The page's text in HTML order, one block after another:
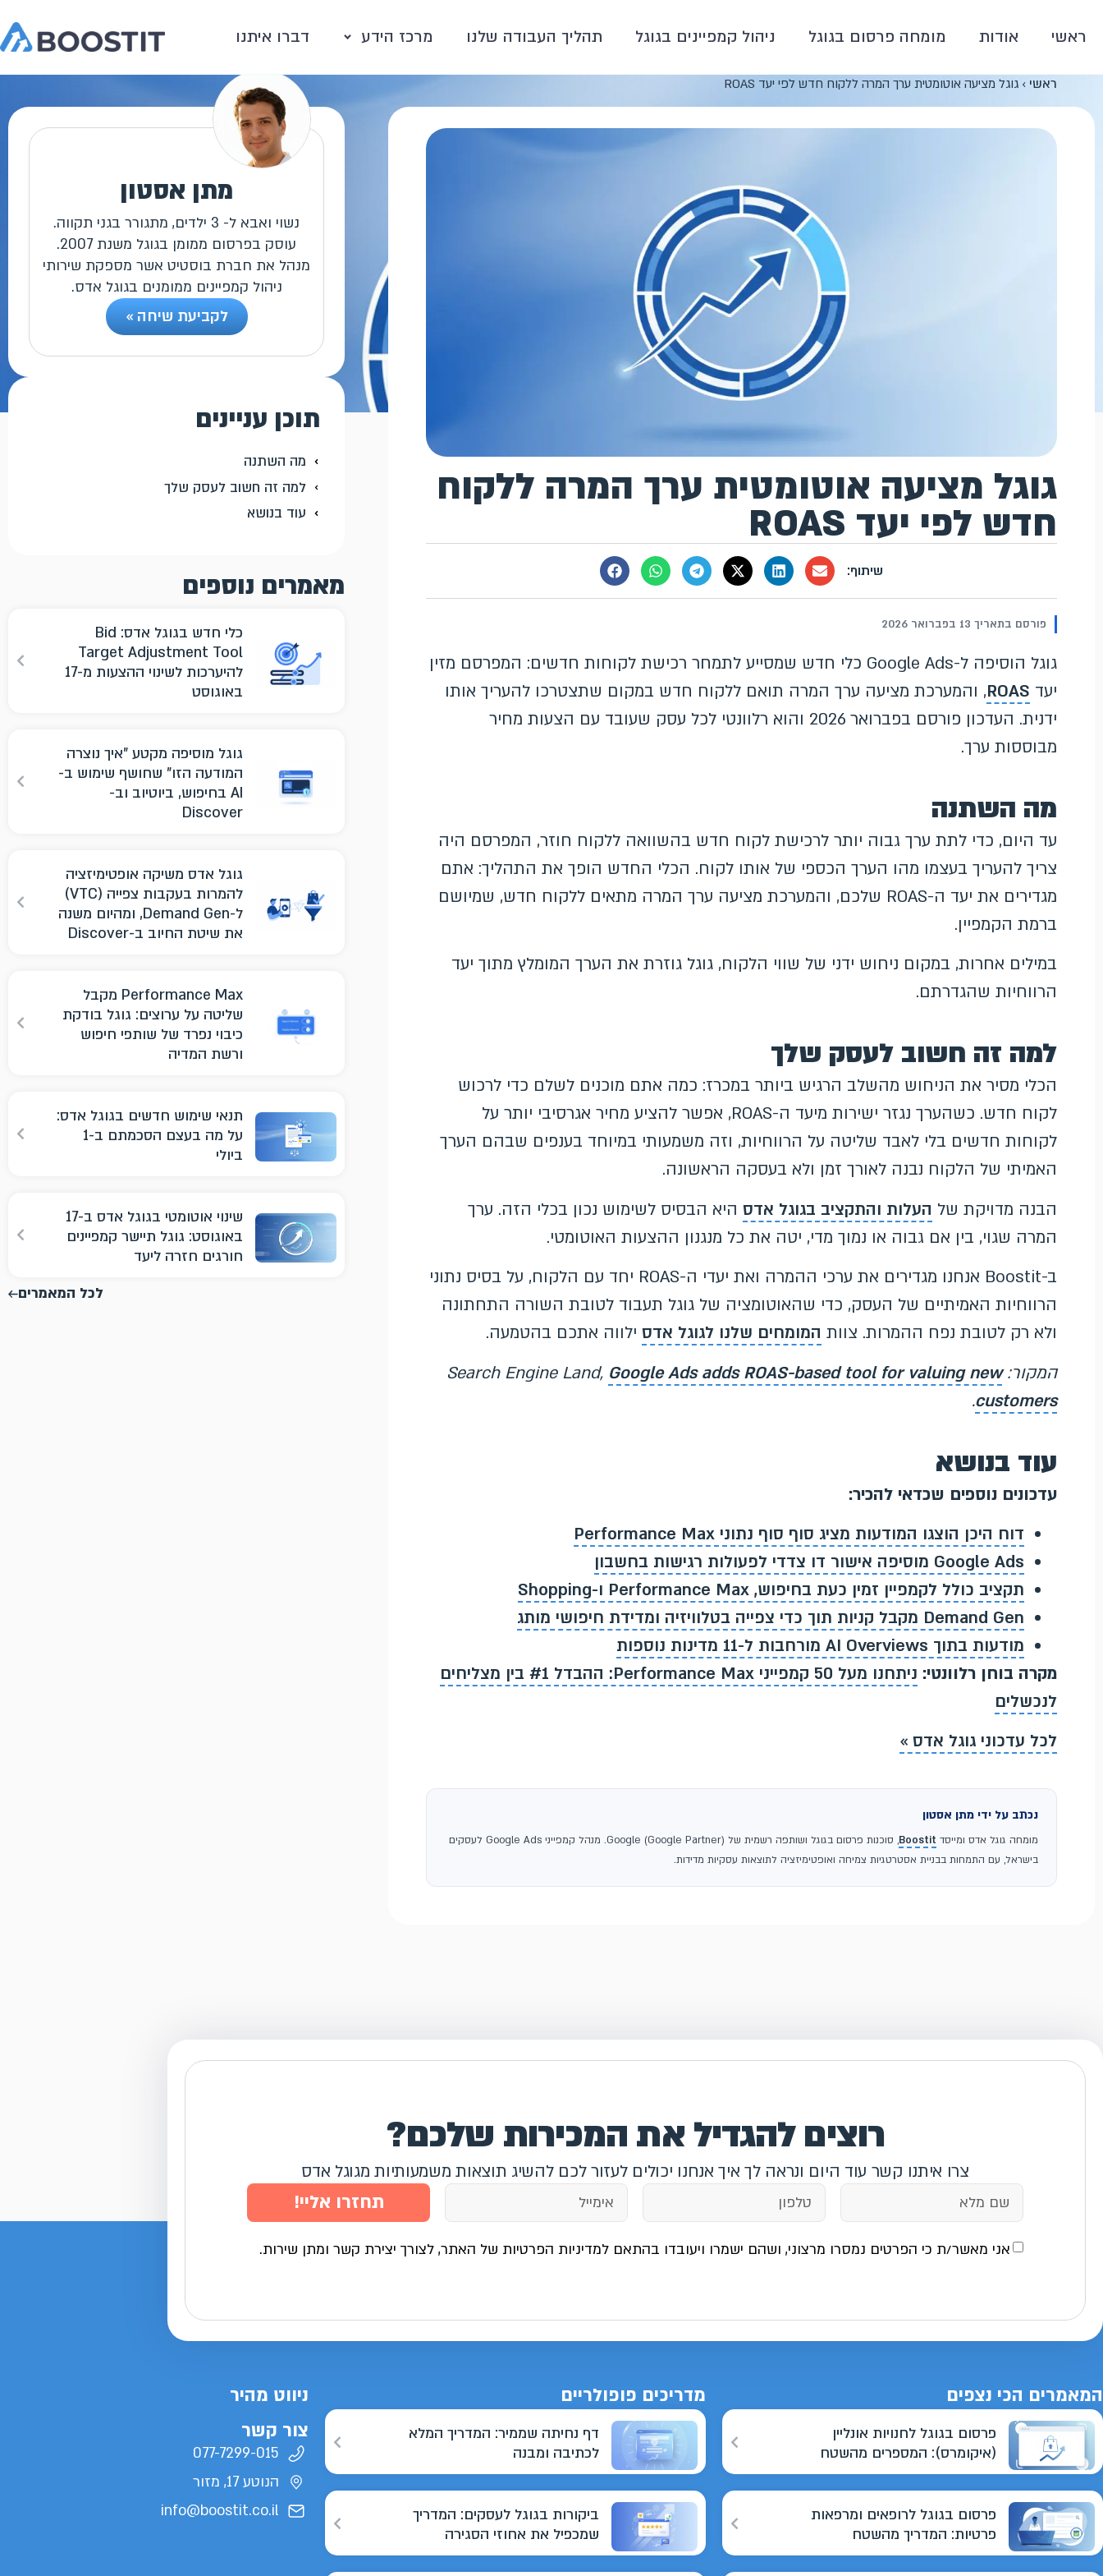
ראשי אודות מומחה פרסום בגוגל ניהול קמפיינים בגוגל תהליך העבודה שלנו מרכז הידע דברו איתנו
ראשי › גוגל מציעה אוטומטית ערך המרה ללקוח חדש לפי יעד ROAS
גוגל מציעה אוטומטית ערך המרה ללקוח
חדש לפי יעד ROAS
פורסם בתאריך 13 בפברואר 2026
גוגל הוסיפה ל-Google Ads כלי חדש שמסייע לתמחר רכישת לקוחות חדשים: המפרסם מזין
יעד ROAS, והמערכת מציעה ערך המרה תואם ללקוח חדש במקום שתצטרכו להעריך אותו
ידנית. העדכון פורסם בפברואר 2026 והוא רלוונטי לכל עסק שעובד עם הצעות מחיר
מבוססות ערך.
מה השתנה
עד היום, כדי לתת ערך גבוה יותר לרכישת לקוח חדש בהשוואה ללקוח חוזר, המפרסם היה
צריך להעריך בעצמו מהו הערך הכספי של אותו לקוח. הכלי החדש הופך את התהליך: אתם
מגדירים את יעד ה-ROAS שלכם, והמערכת מציעה ערך המרה מתאים ללקוח חדש, שמיושם
ברמת הקמפיין.
במילים אחרות, במקום ניחוש ידני של שווי הלקוח, גוגל גוזרת את הערך המומלץ מתוך יעד
הרווחיות שהגדרתם.
למה זה חשוב לעסק שלך
הכלי מסיר את הניחוש מהשלב הרגיש ביותר במכרז: כמה אתם מוכנים לשלם כדי לרכוש
לקוח חדש. כשהערך נגזר ישירות מיעד ה-ROAS, אפשר להציע מחיר אגרסיבי יותר על
לקוחות חדשים בלי לאבד שליטה על הרווחיות, וזה משמעותי במיוחד בענפים שבהם הערך
האמיתי של הלקוח נבנה לאורך זמן ולא בעסקה הראשונה.
הבנה מדויקת של העלות והתקציב בגוגל אדס היא הבסיס לשימוש נכון בכלי הזה. ערך
המרה שגוי, בין אם גבוה או נמוך מדי, יטה את כל מנגנון ההצעות האוטומטי.
ב-Boostit אנחנו מגדירים את ערכי ההמרה ואת יעדי ה-ROAS יחד עם הלקוח, על בסיס נתוני
הרווחיות האמיתיים של העסק, כדי שהאוטומציה של גוגל תעבוד לטובת השורה התחתונה
ולא רק לטובת נפח ההמרות. צוות המומחים שלנו לגוגל אדס ילווה אתכם בהטמעה.
המקור: Search Engine Land,Google Ads adds ROAS-based tool for valuing new
customers
.
עוד בנושא
עדכונים נוספים שכדאי להכיר:
דוח היכן הוצגו המודעות מציג סוף סוף נתוני Performance Max
Google Ads מוסיפה אישור דו צדדי לפעולות רגישות בחשבון
תקציב כולל לקמפיין זמין כעת בחיפוש, Performance Max ו-Shopping
Demand Gen מקבל קניות תוך כדי צפייה בטלוויזיה ומדידת חיפושי מותג
מודעות בתוך AI Overviews מורחבות ל-11 מדינות נוספות
מקרה בוחן רלוונטי:
ניתחנו מעל 50 קמפייני Performance Max: ההבדל #1 בין מצליחים
לנכשלים
לכל עדכוני גוגל אדס »
נכתב על ידי מתן אסטון
מומחה גוגל אדס ומייסד Boostit
, סוכנות פרסום בגוגל ושותפה רשמית של Google (Google Partner). מנהל קמפייני Google Ads לעסקים
בישראל, עם התמחות בבניית אסטרטגיות צמיחה ואופטימיזציה לתוצאות עסקיות מדידות.
מתן אסטון
נשוי ואבא ל- 3 ילדים, מתגורר בגני תקווה.
עוסק בפרסום ממומן בגוגל משנת 2007.
מנהל את חברת בוסטיט אשר מספקת שירותי
ניהול קמפיינים ממומנים בגוגל אדס.
לקביעת שיחה »
תוכן עניינים
מה השתנה
למה זה חשוב לעסק שלך
עוד בנושא
מאמרים נוספים
כלי חדש בגוגל אדס: Bid
Target Adjustment Tool
להיערכות לשינוי ההצעות מ-17
באוגוסט
גוגל מוסיפה מקטע "איך נוצרה
המודעה הזו" שחושף שימוש ב-
AI בחיפוש, ביוטיוב וב-
Discover
גוגל אדס משיקה אופטימיזציה
להמרות בעקבות צפייה (VTC)
ל-Demand Gen, ומהיום משנה
את שיטת החיוב ב-Discover
Performance Max מקבל
שליטה על ערוצים: גוגל בודקת
כיבוי נפרד של שותפי חיפוש
ורשת המדיה
תנאי שימוש חדשים בגוגל אדס:
על מה בעצם הסכמתם ב-1
ביולי
שינוי אוטומטי בגוגל אדס ב-17
באוגוסט: גוגל תיישר קמפיינים
חורגים חזרה ליעד
לכל המאמרים
רוצים להגדיל את המכירות שלכם?
צרו איתנו קשר עוד היום ונראה לך איך אנחנו יכולים לעזור לכם להשיג תוצאות משמעותיות מגוגל אדס
אני מאשר/ת כי הפרטים נמסרו מרצוני, ושהם ישמרו ויעובדו בהתאם למדיניות הפרטיות של האתר, לצורך יצירת קשר ומתן שירות.
תחזרו אליי!
המאמרים הכי נצפים
פרסום בגוגל לחנויות אונליין
(איקומרס): המספרים מהשטח
פרסום בגוגל לרופאים ומרפאות
פרטיות: המדריך מהשטח
מדריכים פופולריים
דף נחיתה שממיר: המדריך המלא
לכתיבה ומבנה
ביקורות בגוגל לעסקים: המדריך
שמכפיל את אחוזי הסגירה
ניווט מהיר
צור קשר
077-7299-015
הנוטע 17, מזור
info@boostit.co.il